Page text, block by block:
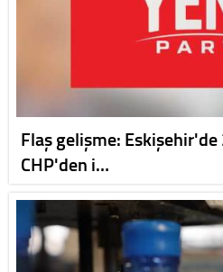
Flaş gelişme:
CHP'den i…